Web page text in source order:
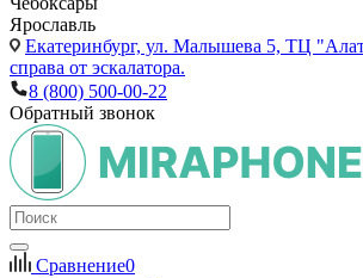
Ярославль
Екатеринбург, ул. Малышева 5, ТЦ
справа от эскалатора.
8 (800) 500-00-22
Обратный звонок
Сравнение0